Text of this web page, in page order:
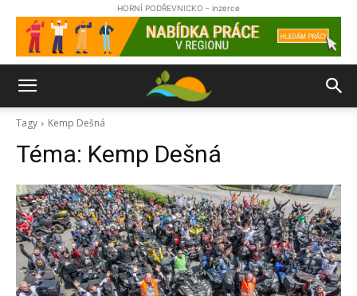
HORNÍ PODŘEVNICKO - inzerce
Tagy Kemp Dešná
Téma: Kemp Dešná